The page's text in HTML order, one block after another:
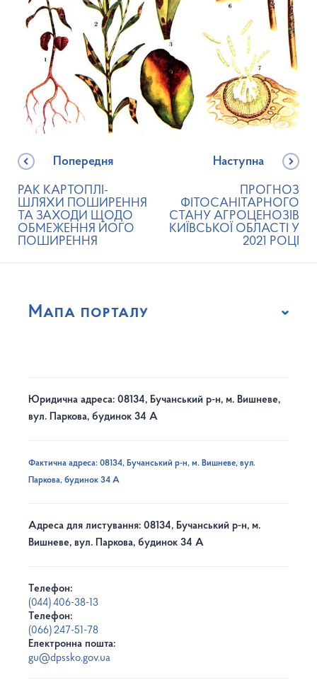
Попередня
РАК КАРТОПЛІ-
ШЛЯХИ ПОШИРЕННЯ
ТА ЗАХОДИ ЩОДО
ОБМЕЖЕННЯ ЙОГО
ПОШИРЕННЯ
Наступна
ПРОГНОЗ
ФІТОСАНІТАРНОГО
СТАНУ АГРОЦЕНОЗІВ
КИЇВСЬКОЇ ОБЛАСТІ У
2021 РОЦІ
Мапа порталу
Юридична адреса: 08134, Бучанський р-н, м. Вишневе,
вул. Паркова, будинок 34 А
Фактична адреса: 08134, Бучанський р-н, м. Вишневе, вул.
Паркова, будинок 34 А
Адреса для листування: 08134, Бучанський р-н, м.
Вишневе, вул. Паркова, будинок 34 А
Телефон:
(044) 406-38-13
Телефон:
(066) 247-51-78
Електронна пошта:
gu@dpssko.gov.ua